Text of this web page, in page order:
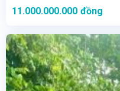
11.000.000.000 đồng